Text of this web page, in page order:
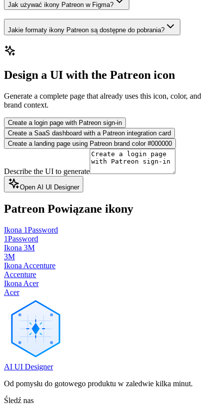
Jak używać ikony Patreon w Figma?
Jakie formaty ikony Patreon są dostępne do pobrania?
Design a UI with the Patreon icon
Generate a complete page that already uses this icon, color, and
brand context.
Create a login page with Patreon sign-in
Create a SaaS dashboard with a Patreon integration card
Create a landing page using Patreon brand color #000000
Describe the UI to generate
Open AI UI Designer
Patreon Powiązane ikony
Ikona 1Password
1Password
Ikona 3M
3M
Ikona Accenture
Accenture
Ikona Acer
Acer
AI UI Designer
Od pomysłu do gotowego produktu w zaledwie kilka minut.
Śledź nas